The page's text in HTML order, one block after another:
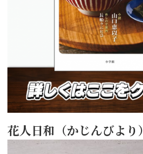
花人日和（かじんびより）